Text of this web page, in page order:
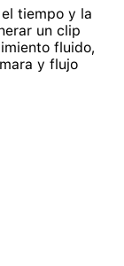
tiempo y la
un clip
fluido,
y flujo